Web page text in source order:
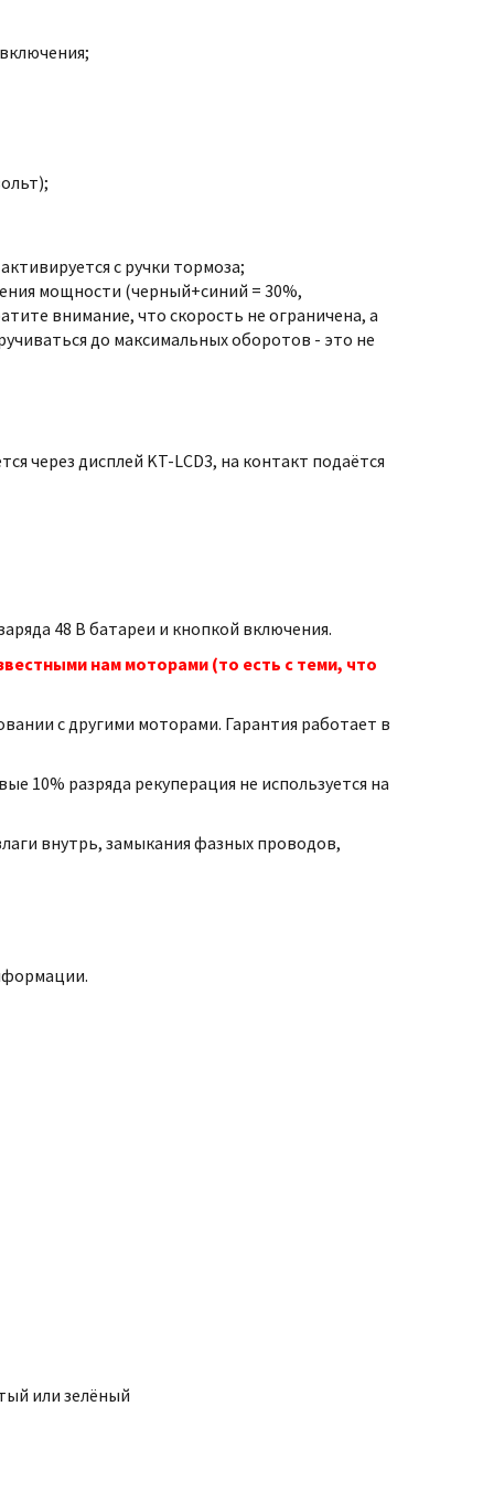
с ручки тормоза;
мощности (черный+синий = 30%,
внимание, что скорость не ограничена, а
до максимальных оборотов - это не
через дисплей KT-LCD3, на контакт подаётся
48 В батареи и кнопкой включения.
нам моторами (то есть с теми, что
с другими моторами. Гарантия работает в
10% разряда рекуперация не используется на
внутрь, замыкания фазных проводов,
или зелёный